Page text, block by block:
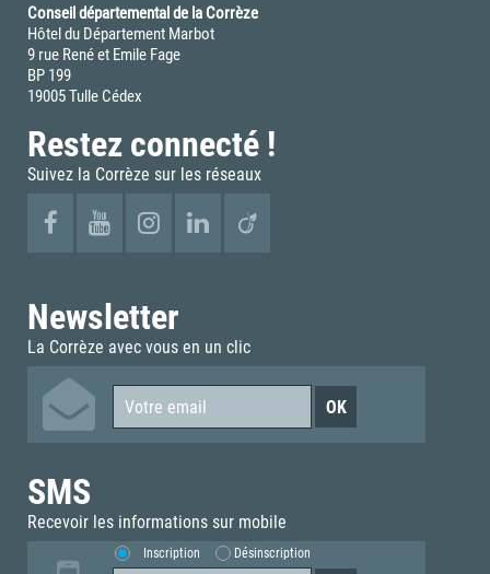
Conseil départemental de la Corrèze
Hôtel du Département Marbot
9 rue René et Emile Fage
BP 199
19005 Tulle Cédex
Restez connecté !
Suivez la Corrèze sur les réseaux
Newsletter
La Corrèze avec vous en un clic
SMS
Recevoir les informations sur mobile
Inscription Désinscription